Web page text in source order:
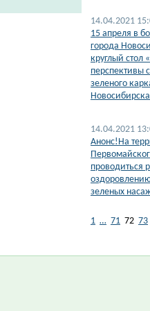
14.04.2021
​15 апреля в
города
круглый стол
перспективы
зеленого
14.04.2021
Анонс!На
проводиться
зеленых
1 … 71 72 73